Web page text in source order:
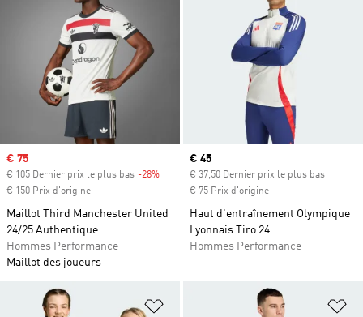
Prix soldé
€ 75
€ 105 Dernier prix le plus bas -28%
€ 150 Prix d'origine
Maillot Third Manchester United
24/25 Authentique
Hommes Performance
Maillot des joueurs
Prix actuel
€ 45
€ 37,50 Dernier prix le plus bas
€ 75 Prix d'origine
Haut d'entraînement Olympique
Lyonnais Tiro 24
Hommes Performance
Ajouter à la Liste de produits